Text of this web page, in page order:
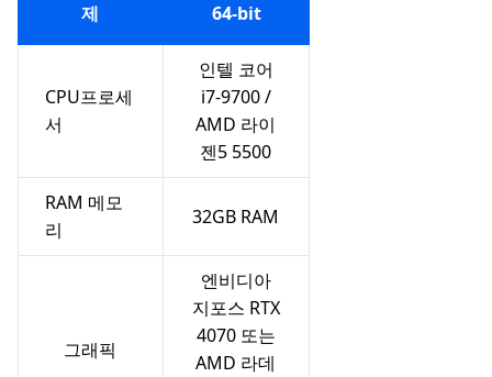
제
64-bit
CPU프로세
서
인텔 코어
i7-9700 /
AMD 라이
젠5 5500
RAM 메모
리
32GB RAM
그래픽
엔비디아
지포스 RTX
4070 또는
AMD 라데